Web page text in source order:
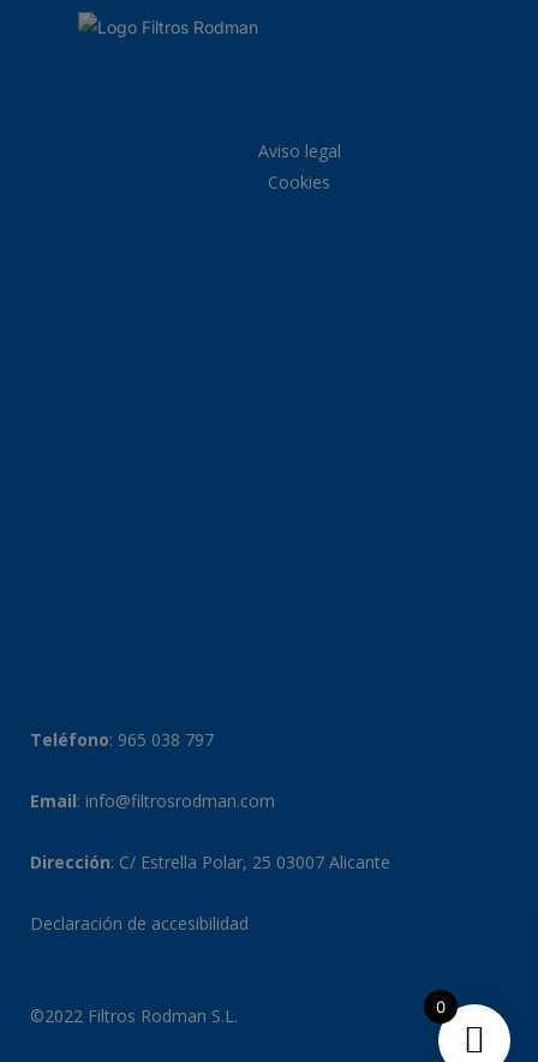
Aviso legal
Cookies
Teléfono: 965 038 797
Email: info@filtrosrodman.com
Dirección: C/ Estrella Polar, 25 03007 Alicante
Declaración de accesibilidad
©2022 Filtros Rodman S.L. 0